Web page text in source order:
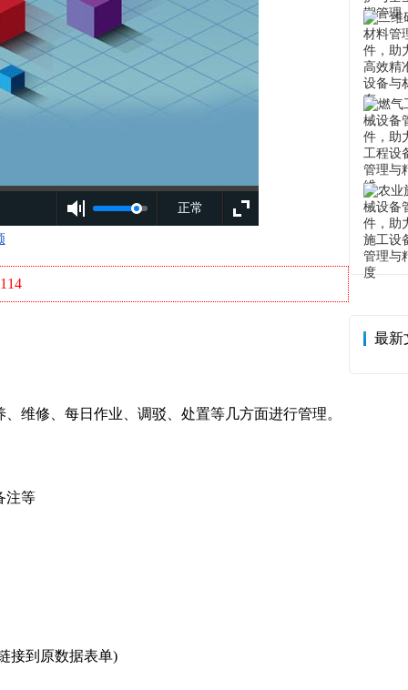
正常
修、每日作业、调驳、处置等几方面进行管理。
注等
接到原数据表单)
最新